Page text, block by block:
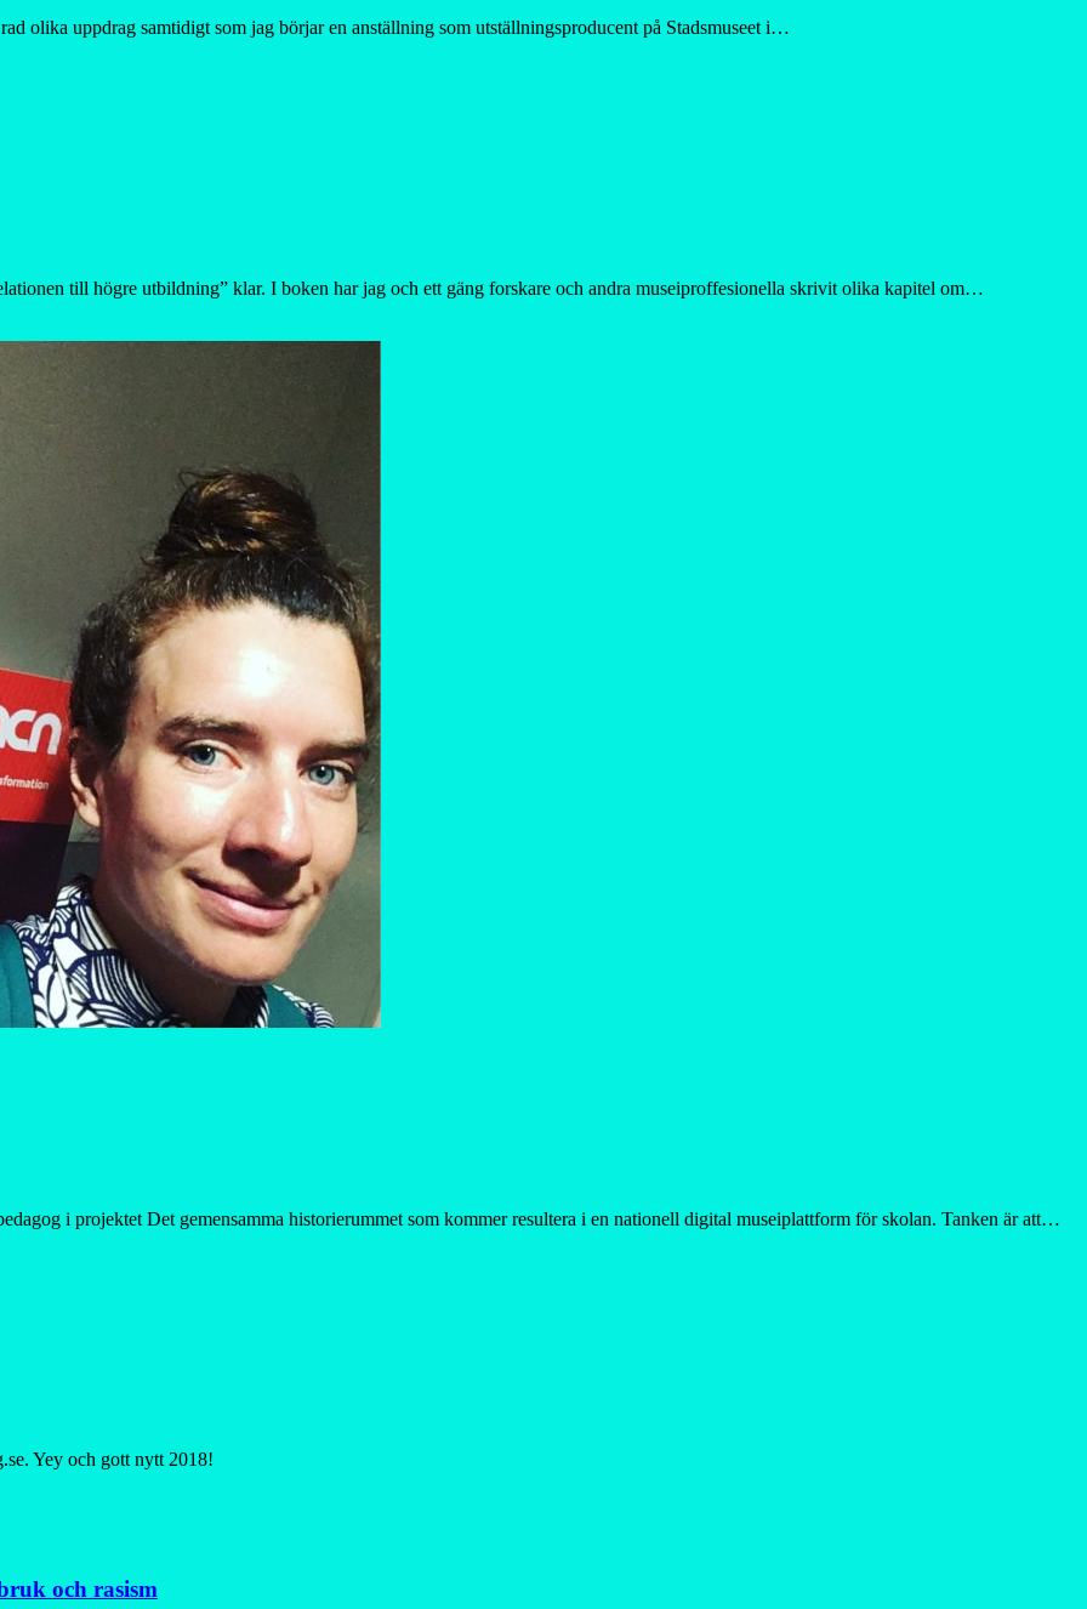
olika uppdrag samtidigt som jag börjar en anställning som utställningsproducent på Stadsmuseet i…
till högre utbildning” klar. I boken har jag och ett gäng forskare och andra museiproffesionella skrivit olika kapitel om…
i projektet Det gemensamma historierummet som kommer resultera i en nationell digital museiplattform för skolan. Tanken är att…
Yey och gott nytt 2018!
och rasism